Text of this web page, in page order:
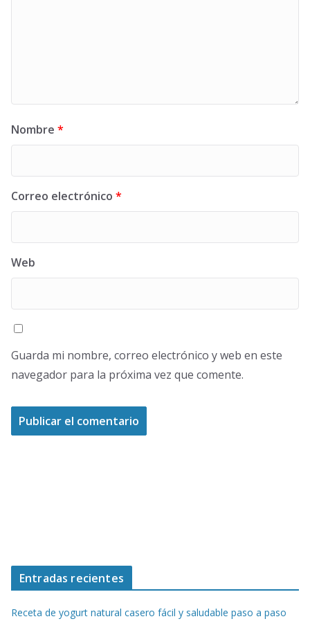
Nombre *
Correo electrónico *
Web
Guarda mi nombre, correo electrónico y web en este
navegador para la próxima vez que comente.
Entradas recientes
Receta de yogurt natural casero fácil y saludable paso a paso